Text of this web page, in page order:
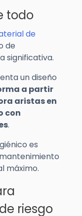
todo
de
de
significativa.
un diseño
a partir
aristas en
con
.
es
máximo.
riesgo